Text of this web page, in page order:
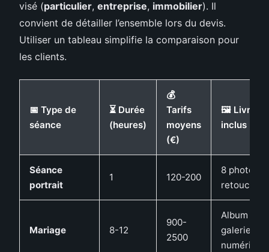
visé (particulier, entreprise, immobilier). Il
convient de détailler l’ensemble lors du devis.
Utiliser un tableau simplifie la comparaison pour
les clients.
📅 Type de
séance
⏳ Durée
(heures)
💰
Tarifs
moyens
(€)
🖼️
inclus
Séance
portrait
1 120-200
8 photos
Mariage 8-12
900-
2500
Album +
galerie
numérique